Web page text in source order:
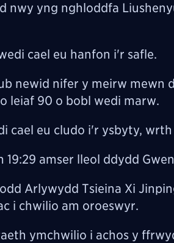
yng nghloddfa
cael eu hanfon i'r safle.
newid nifer y meirw mewn
leiaf 90 o bobl wedi marw.
cael eu cludo i'r ysbyty,
amser lleol ddydd
Arlywydd Tsieina Xi
i chwilio am oroeswyr.
ymchwilio i achos y